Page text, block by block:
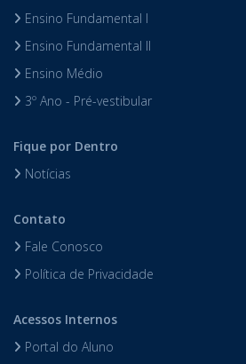
Ensino Fundamental I
Ensino Fundamental II
Ensino Médio
3º Ano - Pré-vestibular
Fique por Dentro
Notícias
Contato
Fale Conosco
Política de Privacidade
Acessos Internos
Portal do Aluno